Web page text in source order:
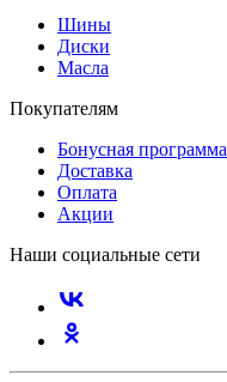
Шины
Диски
Масла
Покупателям
Бонусная программа
Доставка
Оплата
Акции
Наши социальные сети